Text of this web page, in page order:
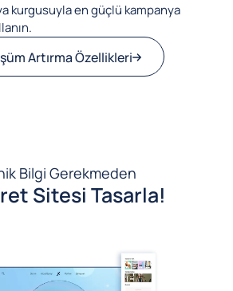
kurgusuyla en güçlü kampanya
Artırma Özellikleri
Bilgi Gerekmeden
Sitesi Tasarla!